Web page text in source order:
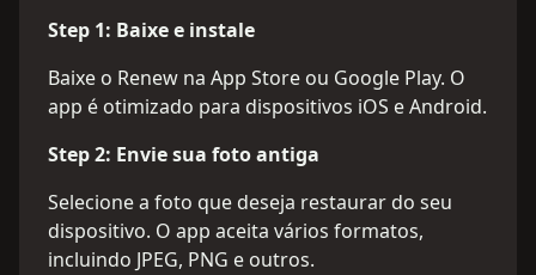
Step 1: Baixe e instale
Baixe o Renew na App Store ou Google Play. O
app é otimizado para dispositivos iOS e Android.
Step2: Envie sua foto antiga
Selecione a foto que deseja restaurar do seu
dispositivo. O app aceita vários formatos,
incluindo JPEG, PNG e outros.